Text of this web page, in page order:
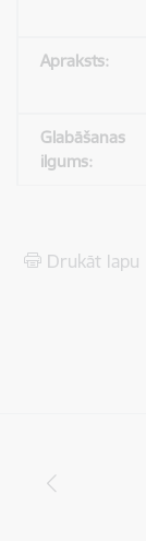
Drukāt lapu